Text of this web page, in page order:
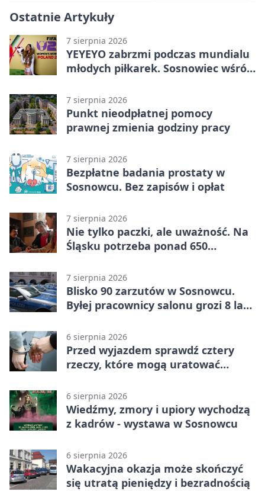
Ostatnie Artykuły
7 sierpnia 2026
YEYEYO zabrzmi podczas mundialu
młodych piłkarek. Sosnowiec wśród
7 sierpnia 2026
Punkt nieodpłatnej pomocy
prawnej zmienia godziny pracy
7 sierpnia 2026
Bezpłatne badania prostaty w
Sosnowcu. Bez zapisów i opłat
7 sierpnia 2026
Nie tylko paczki, ale uważność. Na
Śląsku potrzeba ponad 650
7 sierpnia 2026
Blisko 90 zarzutów w Sosnowcu.
Byłej pracownicy salonu grozi 8 lat
6 sierpnia 2026
Przed wyjazdem sprawdź cztery
rzeczy, które mogą uratować
6 sierpnia 2026
Wiedźmy, zmory i upiory wychodzą
z kadrów - wystawa w Sosnowcu
6 sierpnia 2026
Wakacyjna okazja może skończyć
się utratą pieniędzy i bezradnością